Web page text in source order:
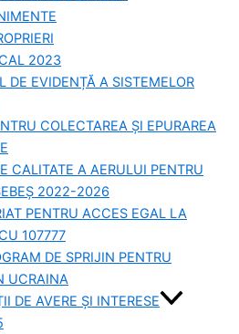
2023
DE EVIDENȚĂ A SISTEMELOR
COLECTAREA ȘI EPURAREA
CALITATE A AERULUI PENTRU
2022-2026
PENTRU ACCES EGAL LA
107777
DE SPRIJIN PENTRU
UCRAINA
DE AVERE ȘI INTERESE